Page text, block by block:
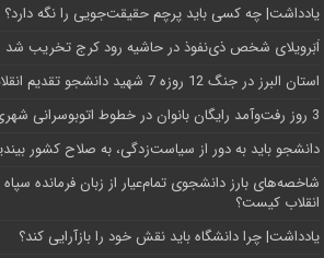
یادداشت| ‌چه کسی باید پرچم حقیقت‌جویی را نگه دارد؟
اَبَر‌ویلای شخص ذی‌نفوذ در حاشیه‌ رود کرج تخریب شد
استان البرز در جنگ 12 روزه 7 شهید دانشجو تقدیم انقلاب کرد
3 روز رفت‌وآمد رایگان بانوان در خطوط اتوبوسرانی شهری کرج
دانشجو باید به دور از سیاست‌زدگی، به صلاح کشور
شاخصه‌های بارز دانشجوی تمام‌عیار از زبان فرمانده سپاه
انقلاب کیست؟
یادداشت| چرا دانشگاه باید نقش خود را بازآرایی کند؟